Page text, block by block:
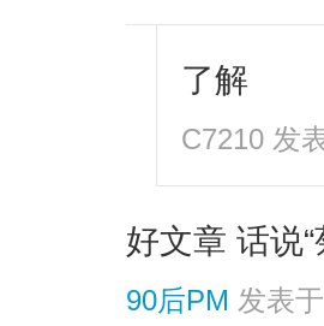
了解
C7210 发
好文章 话说
90后PM 发表